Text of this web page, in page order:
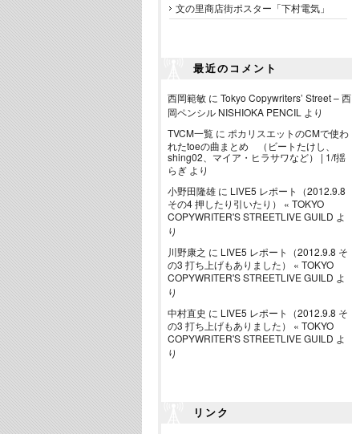
文の里商店街ポスター「下村電気」
最近のコメント
西岡範敏 に Tokyo Copywriters’ Street – 西
岡ペンシル NISHIOKA PENCIL より
TVCM一覧 に ポカリスエットのCMで使わ
れたtoeの曲まとめ （ビートたけし、
shing02、マイア・ヒラサワなど） | 1/f揺
らぎ より
小野田隆雄 に LIVE5 レポート（2012.9.8
その4 押したり引いたり） « TOKYO
COPYWRITER'S STREETLIVE GUILD よ
り
川野康之 に LIVE5 レポート（2012.9.8 そ
の3 打ち上げもありました） « TOKYO
COPYWRITER'S STREETLIVE GUILD よ
り
中村直史 に LIVE5 レポート（2012.9.8 そ
の3 打ち上げもありました） « TOKYO
COPYWRITER'S STREETLIVE GUILD よ
り
リンク